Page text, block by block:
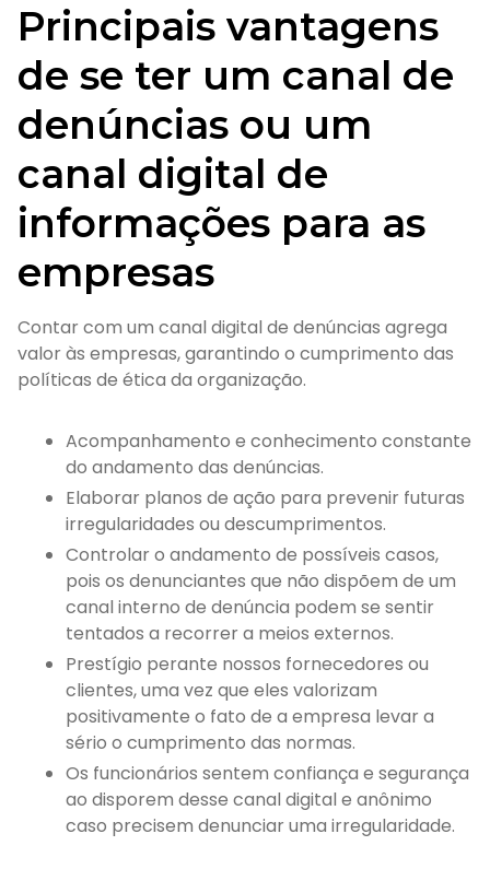
Principais vantagens
de se ter um canal de
denúncias ou um
canal digital de
informações para as
empresas
Contar com um canal digital de denúncias agrega
valor às empresas, garantindo o cumprimento das
políticas de ética da organização.
Acompanhamento e conhecimento constante
do andamento das denúncias.
Elaborar planos de ação para prevenir futuras
irregularidades ou descumprimentos.
Controlar o andamento de possíveis casos,
pois os denunciantes que não dispõem de um
canal interno de denúncia podem se sentir
tentados a recorrer a meios externos.
Prestígio perante nossos fornecedores ou
clientes, uma vez que eles valorizam
positivamente o fato de a empresa levar a
sério o cumprimento das normas.
Os funcionários sentem confiança e segurança
ao disporem desse canal digital e anônimo
caso precisem denunciar uma irregularidade.